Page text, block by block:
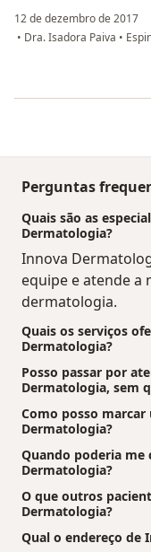
12 de dezembro de 2017
• Dra. Isadora Paiva •
Perguntas
Quais são as
Dermatologia?
Innova
equipe e atende a
dermatologia.
Quais os serviços
Dermatologia?
Posso passar por
Dermatologia, sem
Como posso
Dermatologia?
Quando poderia
Dermatologia?
O que outros
Dermatologia?
Qual o endereço de